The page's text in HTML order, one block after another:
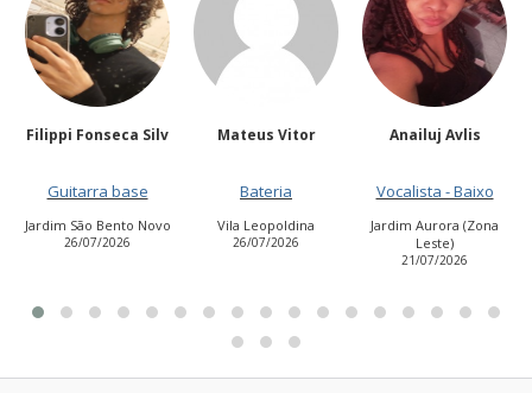
Mateus Vitor
Bateria
Vila Leopoldina
26/07/2026
Anailuj Avlis
Vocalista - Baixo
Jardim Aurora (Zona
Leste)
Kakocampos
Guitarra base
Jardim das Flores
23/07/2026